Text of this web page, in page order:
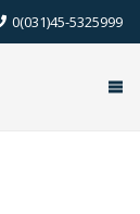
0(031)45-5325999